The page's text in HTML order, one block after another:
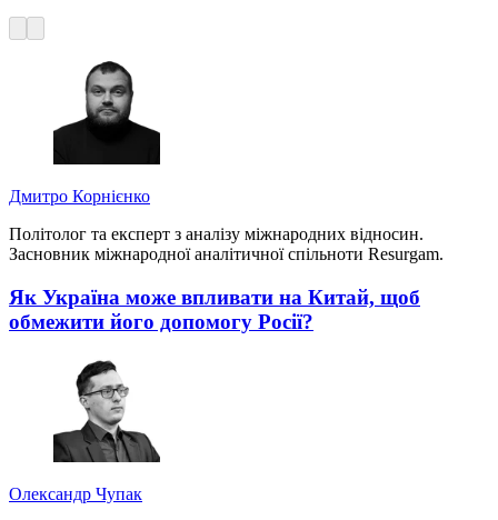
Дмитро Корнієнко
Політолог та експерт з аналізу міжнародних відносин.
Засновник міжнародної аналітичної спільноти Resurgam.
Як Україна може впливати на Китай, щоб
обмежити його допомогу Росії?
Олександр Чупак